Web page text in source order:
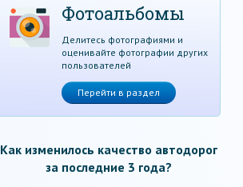
Фотоальбомы
Делитесь фотографиями и
оценивайте фотографии других
пользователей
Перейти в раздел
Как изменилось качество автодорог
за последние 3 года?